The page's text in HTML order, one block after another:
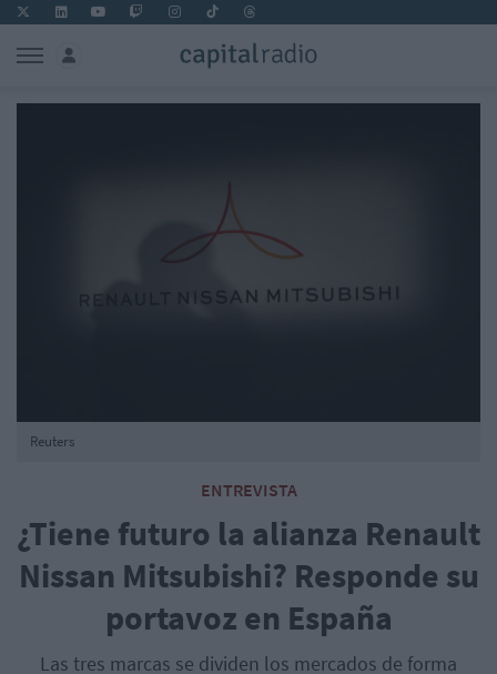
ENTREVISTA
¿Tiene futuro la alianza Renault
Nissan Mitsubishi? Responde su
portavoz en España
Las tres marcas se dividen los mercados de forma
Reuters